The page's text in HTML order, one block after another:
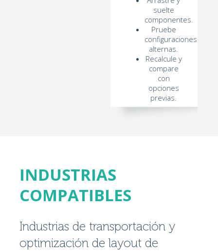
suelte
componentes.
Pruebe
configuraciones
alternas.
Recalcule y
compare
con
opciones
previas.
INDUSTRIAS
COMPATIBLES
Industrias de transportación y
optimización de layout de